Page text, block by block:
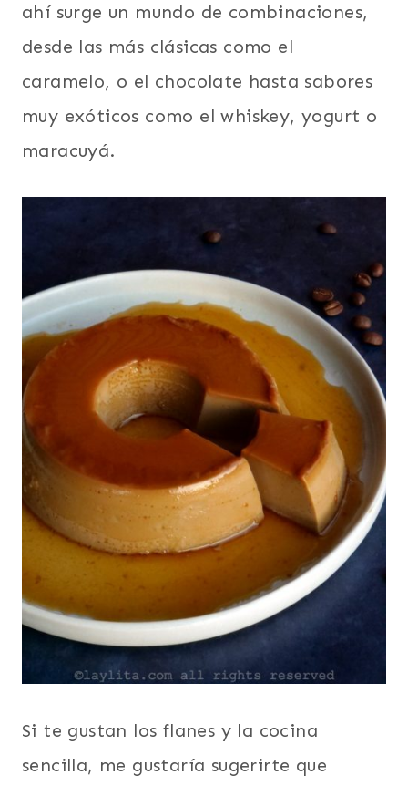
ahí surge un mundo de combinaciones,
desde las más clásicas como el
caramelo, o el chocolate hasta sabores
muy exóticos como el whiskey, yogurt o
maracuyá.
Si te gustan los flanes y la cocina
sencilla, me gustaría sugerirte que